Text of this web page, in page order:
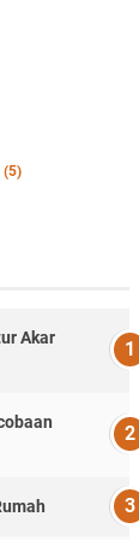
(5)
Akar